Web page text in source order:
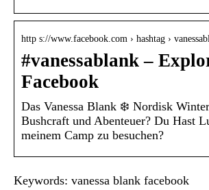
http s://www.facebook.com › hashtag ›
‪#‎vanessablank‬ –
Facebook
Das Vanessa Blank ❄️ Nordisk
Bushcraft und Abenteuer? Du Hast
meinem Camp zu besuchen?
Keywords: vanessa blank facebook